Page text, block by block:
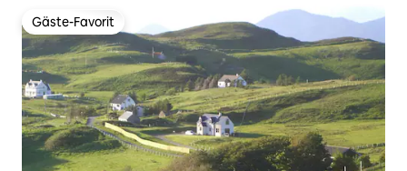
Gäste-Favorit
Gäste-Favorit